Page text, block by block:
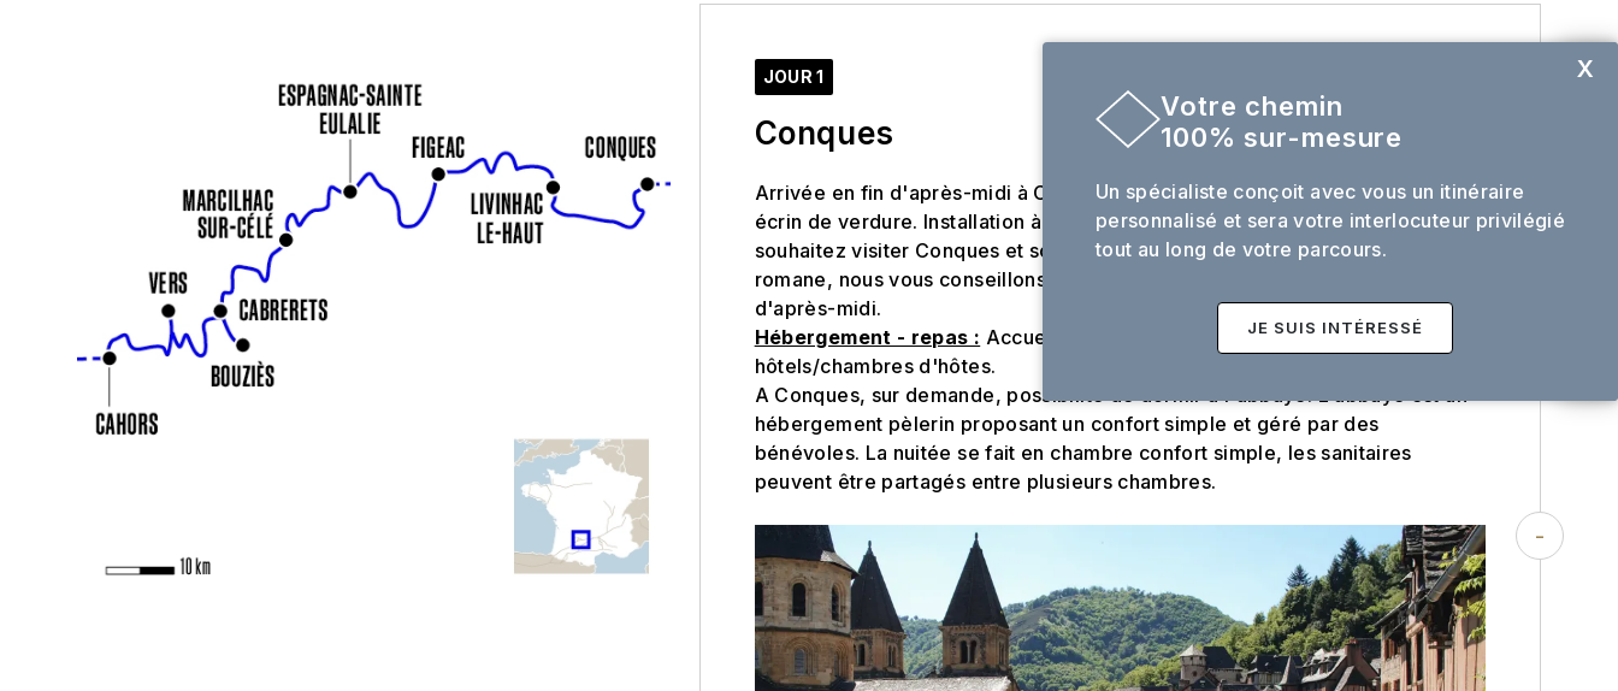
-
JOUR 1
Conques
Arrivée en fin d'après-midi à Conques, perle de l'art roman nichée dans un
écrin de verdure. Installation à l'abbaye Sainte-Foy en demi-pension. Si vous
souhaitez visiter Conques et son abbaye, édifice majeur de l'architecture
romane, nous vous conseillons d'arriver en fin de matinée ou en début
d'après-midi.
Hébergement - repas : Accueil en nuit + petit déjeuner pour la version
hôtels/chambres d'hôtes.
A Conques, sur demande, possibilité de dormir à l'abbaye. L'abbaye est un
hébergement pèlerin proposant un confort simple et géré par des
bénévoles. La nuitée se fait en chambre confort simple, les sanitaires
peuvent être partagés entre plusieurs chambres.
X
Votre chemin
100% sur-mesure
Un spécialiste conçoit avec vous un itinéraire
personnalisé et sera votre interlocuteur privilégié
tout au long de votre parcours.
JE SUIS INTÉRESSÉ